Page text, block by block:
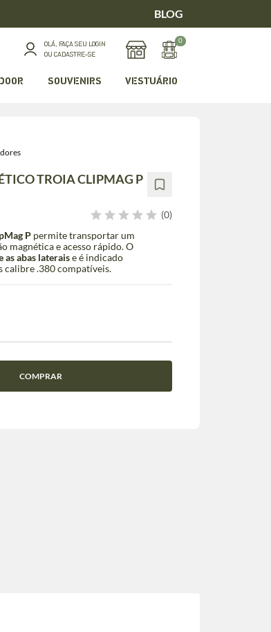
BLOG
OLÁ, FAÇA SEU LOGIN
OU CADASTRE-SE
0
SOUVENIRS VESTUÁRIO
TROIA CLIPMAG P
(0)
Ppermite transportar um
magnética e acesso rápido. O
as abas lateraise é indicado
calibre .380 compatíveis.
COMPRAR